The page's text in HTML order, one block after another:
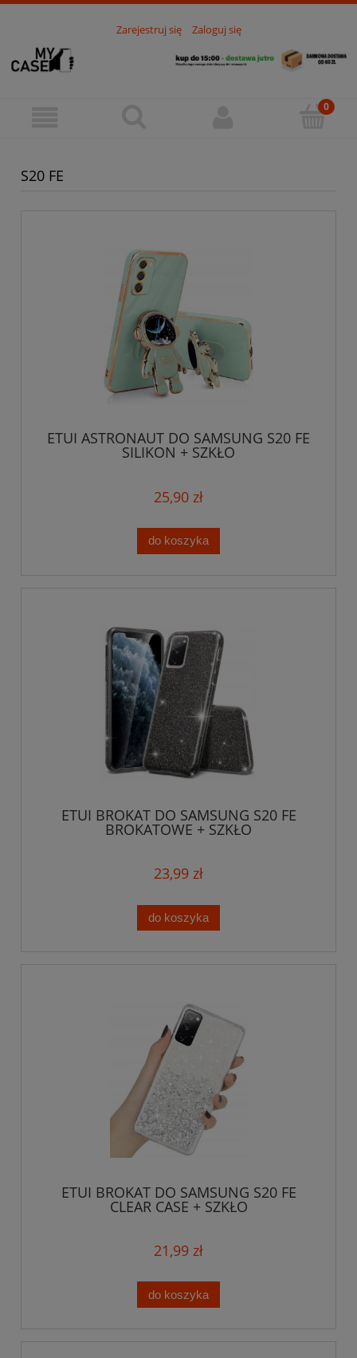
Zarejestruj się Zaloguj się
S20 FE
ETUI ASTRONAUT DO SAMSUNG S20 FE
SILIKON + SZKŁO
25,90 zł
do koszyka
ETUI BROKAT DO SAMSUNG S20 FE
BROKATOWE + SZKŁO
23,99 zł
do koszyka
ETUI BROKAT DO SAMSUNG S20 FE
CLEAR CASE + SZKŁO
21,99 zł
do koszyka